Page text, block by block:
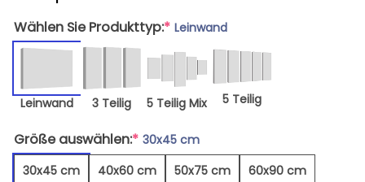
Wählen Sie Produkttyp:* Leinwand
Leinwand 3 Teilig 5 Teilig Mix 5 Teilig
Größe auswählen:* 30x45 cm
30x45 cm
40x60 cm 50x75 cm 60x90 cm